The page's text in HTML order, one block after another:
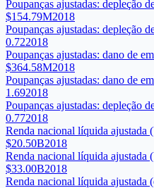
Poupanças ajustadas: depleção
$154.79M2018
Poupanças ajustadas: depleção
0.722018
Poupanças ajustadas: dano de
$364.58M2018
Poupanças ajustadas: dano de
1.692018
Poupanças ajustadas: depleção
0.772018
Renda nacional líquida ajustada
$20.50B2018
Renda nacional líquida ajustada
$33.00B2018
Renda nacional líquida ajustada